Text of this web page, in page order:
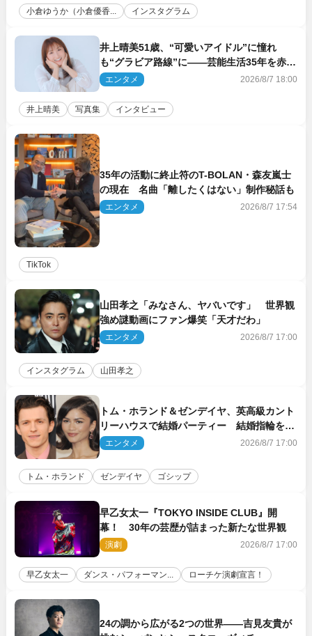
小倉ゆうか（小倉優香... インスタグラム
井上晴美51歳、“可愛いアイドル”に憧れ
も“グラビア路線”に――芸能生活35年を赤
裸々に語る 27年ぶりに写真集発売
エンタメ 2026/8/7 18:00
井上晴美 写真集 インタビュー
35年の活動に終止符のT-BOLAN・森友嵐士
の現在 名曲「離したくはない」制作秘話も
エンタメ 2026/8/7 17:54
TikTok
山田孝之「みなさん、ヤバいです」 世界観
強め謎動画にファン爆笑「天才だわ」
エンタメ 2026/8/7 17:00
インスタグラム 山田孝之
トム・ホランド＆ゼンデイヤ、英高級カント
リーハウスで結婚パーティー 結婚指輪を身
に着けたトムも初キャッチ
エンタメ 2026/8/7 17:00
トム・ホランド ゼンデイヤ ゴシップ
早乙女太一『TOKYO INSIDE CLUB』開
幕！ 30年の芸歴が詰まった新たな世界観
演劇 2026/8/7 17:00
早乙女太一 ダンス・パフォーマン... ローチケ演劇宣言！
24の調から広がる2つの世界――吉見友貴が